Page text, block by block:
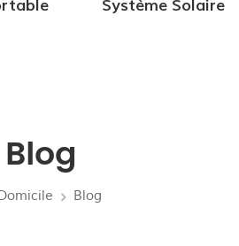
Système Solaire
Blog
Blog